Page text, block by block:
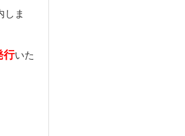
しま
行いた